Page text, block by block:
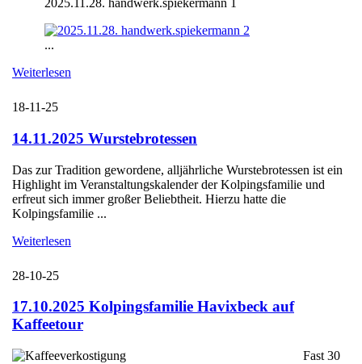
2025.11.28. handwerk.spiekermann 1
...
Weiterlesen
18-11-25
14.11.2025 Wurstebrotessen
Das zur Tradition gewordene, alljährliche Wurstebrotessen ist ein
Highlight im Veranstaltungskalender der Kolpingsfamilie und
erfreut sich immer großer Beliebtheit. Hierzu hatte die
Kolpingsfamilie ...
Weiterlesen
28-10-25
17.10.2025 Kolpingsfamilie Havixbeck auf
Kaffeetour
Fast 30